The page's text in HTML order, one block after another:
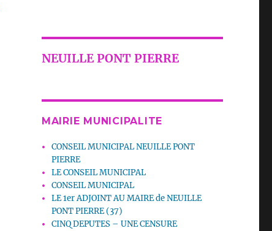
NEUILLE PONT PIERRE
MAIRIE MUNICIPALITE
CONSEIL MUNICIPAL NEUILLE PONT
PIERRE
LE CONSEIL MUNICIPAL
CONSEIL MUNICIPAL
LE 1er ADJOINT AU MAIRE de NEUILLE
PONT PIERRE (37)
CINQ DEPUTES – UNE CENSURE